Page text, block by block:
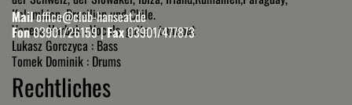
Kolumbien, Brasilien und Chile.
Vanesa Harbek : Vocals, guitar, trumpet
Lukasz Gorczyca : Bass
Tomek Dominik : Drums
Mailoffice@club-hanseat.de
Fon03901/26159|Fax03901/477873
Rechtliches